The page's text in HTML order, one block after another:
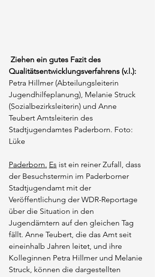
Ziehen ein gutes Fazit des
Qualitätsentwicklungsverfahrens (v.l.):
Petra Hillmer (Abteilungsleiterin
Jugendhilfeplanung), Melanie Struck
(Sozialbezirksleiterin) und Anne
Teubert Amtsleiterin des
Stadtjugendamtes Paderborn. Foto:
Lüke
Paderborn. Es ist ein reiner Zufall, dass
der Besuchstermin im Paderborner
Stadtjugendamt mit der
Veröffentlichung der WDR-Reportage
über die Situation in den
Jugendämtern auf den gleichen Tag
fällt. Anne Teubert, die das Amt seit
eineinhalb Jahren leitet, und ihre
Kolleginnen Petra Hillmer und Melanie
Struck, können die dargestellten